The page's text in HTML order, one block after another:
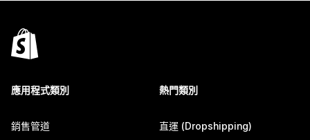
應用程式類別
銷售管道
熱門類別
直運 (Dropshipping)